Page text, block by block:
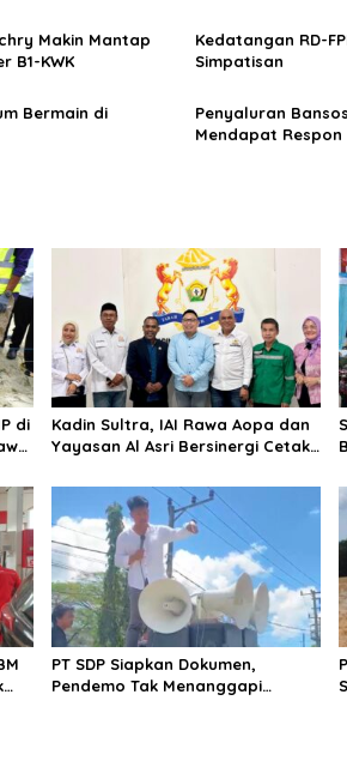
Makin Mantap
B1-KWK
Kedatangan RD-
Simpatisan
Bermain di
Penyaluran
Mendapat
di
Kadin Sultra, IAI Rawa Aopa dan
Yayasan Al Asri Bersinergi Cetak
PT SDP Siapkan Dokumen,
Pendemo Tak Menanggapi